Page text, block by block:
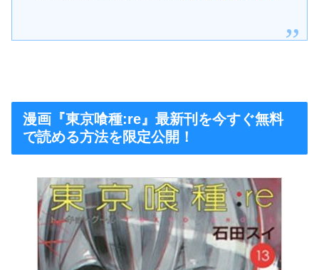
漫画『東京喰種:re』最新刊を今すぐ無料
で読める方法を限定公開！